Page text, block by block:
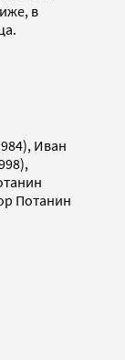
в
Иван
Потанин